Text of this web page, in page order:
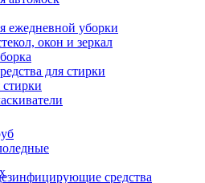
ежедневной уборки
окон и зеркал
для стирки
средства